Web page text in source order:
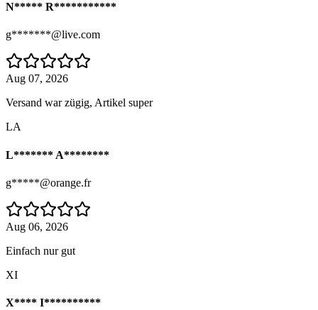
N***** R***********
g*******@live.com
Aug 07, 2026
Versand war zügig, Artikel super
LA
L******* A********
g*****@orange.fr
Aug 06, 2026
Einfach nur gut
XI
X**** I**********